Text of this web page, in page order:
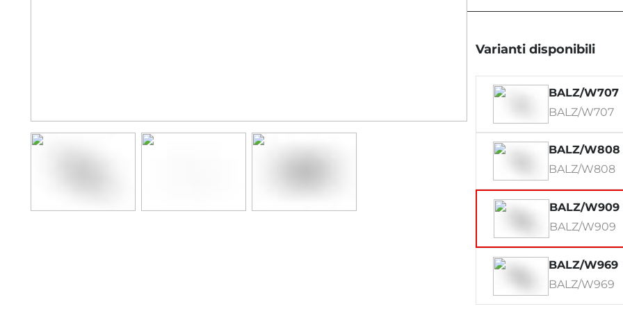
Varianti disponibili
BALZ/W707
BALZ/W707
BALZ/W808
BALZ/W808
BALZ/W909
BALZ/W909
BALZ/W969
BALZ/W969